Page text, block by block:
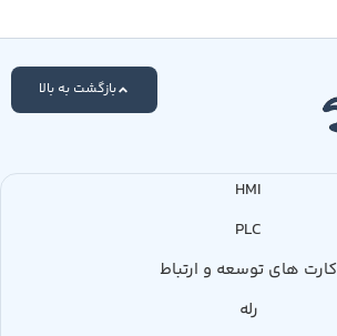
بازگشت به بالا
HMI
PLC
کارت های توسعه و ارتباط
رله